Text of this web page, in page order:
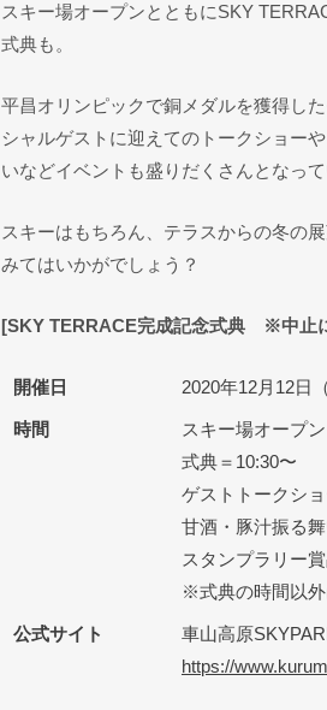
スキー場オープンとともにSKY
式典も。
平昌オリンピックで銅メダルを獲得し
シャルゲストに迎えてのトークショー
いなどイベントも盛りだくさんとなって
スキーはもちろん、テラスからの冬の
みてはいかがでしょう？
[SKY TERRACE完成記念式典 ※中止
開催日 2020年12月12日（
時間
スキー場オープ
式典＝10:30〜
ゲストトークシ
甘酒・豚汁振る
スタンプラリー
※式典の時間以
公式サイト
車山高原
https://